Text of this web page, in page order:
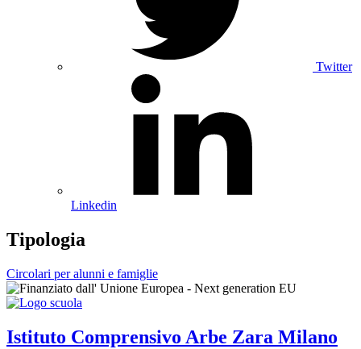
Twitter
Linkedin
Tipologia
Circolari per alunni e famiglie
Istituto Comprensivo Arbe Zara Milano